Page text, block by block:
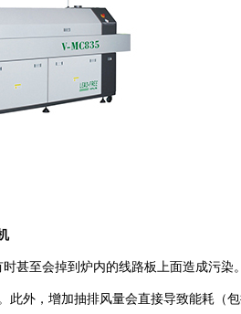
至会掉到炉内的线路板上面造成污染
外，增加抽排风量会直接导致能耗（包